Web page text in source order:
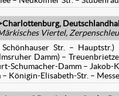
Viertel,
Str. –
Damm) –
Schumacher-Damm – Jakob-
– Königin-Elisabeth-Str. –